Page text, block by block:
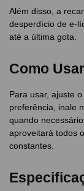
Além disso, a
desperdício de e-
até a última gota.
Como Usar
Para usar, ajuste
preferência, inale
quando
aproveitará todos
constantes.